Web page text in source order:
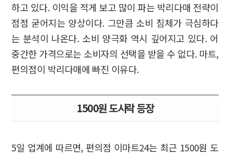
하고 있다. 이익을 적게 보고 많이 파는 박리다매 전략이
점점 굳어지는 양상이다. 그만큼 소비 침체가 극심하다
는 분석이 나온다. 소비 양극화 역시 깊어지고 있다. 어
중간한 가격으로는 소비자의 선택을 받을 수 없다. 마트,
편의점이 박리다매에 빠진 이유다.
1500원 도시락 등장
5일 업계에 따르면, 편의점 이마트24는 최근 1500원 도